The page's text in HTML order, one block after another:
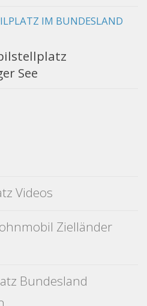
IM BUNDESLAND
See
Videos
Zielländer
Bundesland